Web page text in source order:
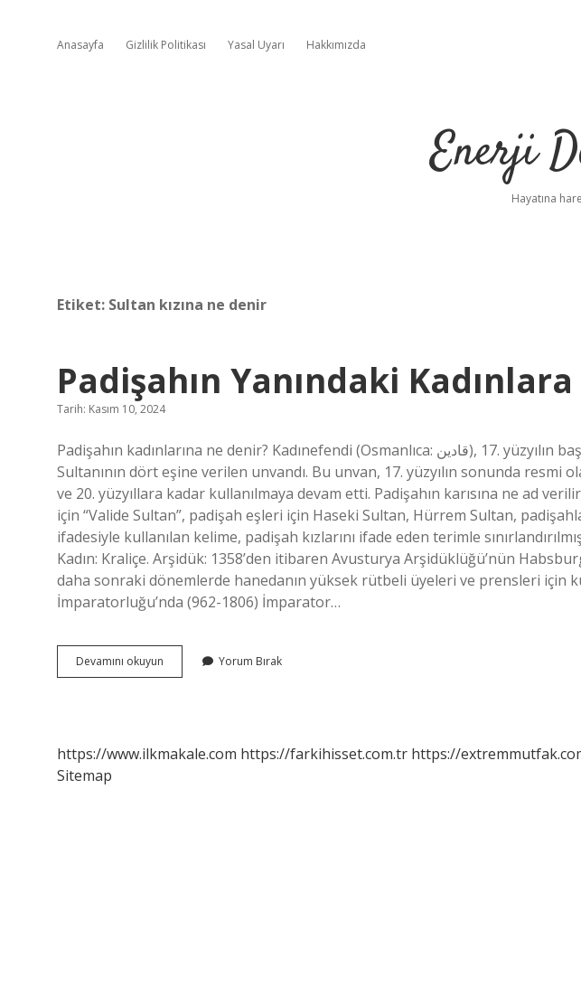
Anasayfa Gizlilik Politikası Yasal Uyarı Hakkımızda
Enerji
Hayatına
Etiket: Sultan kızına ne denir
Padişahın Yanındaki
Tarih: Kasım 10, 2024
Padişahın kadınlarına ne denir? Kadınefendi (Osmanlıca: قادین), 17. yüzyılın başında Osmanlı İmparatorluğu
Sultanının dört eşine verilen unvandı. Bu unvan, 17. yüzyılın sonunda resmi
ve 20. yüzyıllara kadar kullanılmaya devam etti. Padişahın karısına ne ad
için “Valide Sultan”, padişah eşleri için Haseki Sultan, Hürrem Sultan,
ifadesiyle kullanılan kelime, padişah kızlarını ifade eden terimle
Kadın: Kraliçe. Arşidük: 1358’den itibaren Avusturya Arşidüklüğü’nün
daha sonraki dönemlerde hanedanın yüksek rütbeli üyeleri ve prensleri için
İmparatorluğu’nda (962-1806) İmparator…
Devamını okuyun Padişahın
Yanındaki
Yorum Bırak
https://www.ilkmakale.com https://farkihisset.com.tr https://
Sitemap